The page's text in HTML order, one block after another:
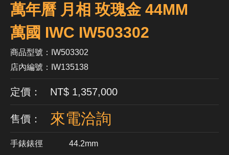
萬年曆 月相 玫瑰金 44MM
萬國 IWC IW503302
商品型號：IW503302
店內編號：IW135138
定價： NT$ 1,357,000
售價： 來電洽詢
手錶錶徑 44.2mm